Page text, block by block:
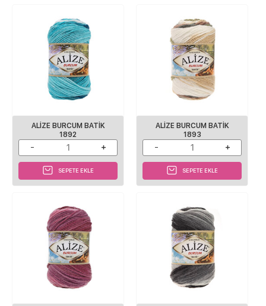
ALİZE BURCUM BATİK
1892
SEPETE EKLE
ALİZE BURCUM BATİK
1893
SEPETE EKLE